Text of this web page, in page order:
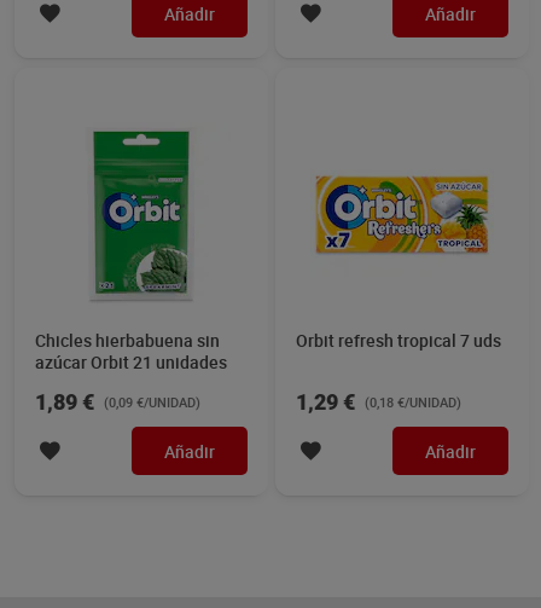
Añadir Añadir
Chicles hierbabuena sin
azúcar Orbit 21 unidades
1,89 € (0,09 €/UNIDAD)
Añadir
Orbit refresh tropical 7 uds
1,29 € (0,18 €/UNIDAD)
Añadir